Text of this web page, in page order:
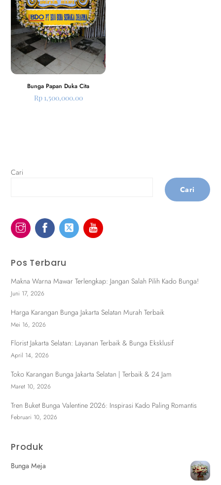
Bunga Papan Duka Cita
Rp1,500,000.00
Cari
Cari
Pos Terbaru
Makna Warna Mawar Terlengkap: Jangan Salah Pilih Kado Bunga!
Juni 17, 2026
Harga Karangan Bunga Jakarta Selatan Murah Terbaik
Mei 16, 2026
Florist Jakarta Selatan: Layanan Terbaik & Bunga Eksklusif
April 14, 2026
Toko Karangan Bunga Jakarta Selatan | Terbaik & 24 Jam
Maret 10, 2026
Tren Buket Bunga Valentine 2026: Inspirasi Kado Paling Romantis
Februari 10, 2026
Produk
Bunga Meja